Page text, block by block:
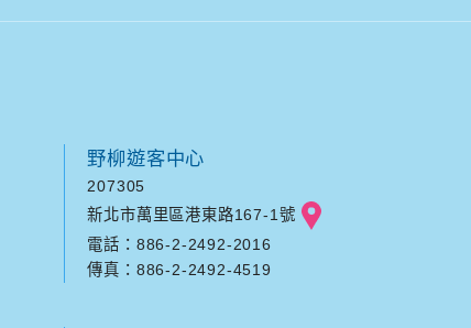
野柳遊客中心
207305
新北市萬里區港東路167-1號
電話：886-2-2492-2016
傳真：886-2-2492-4519